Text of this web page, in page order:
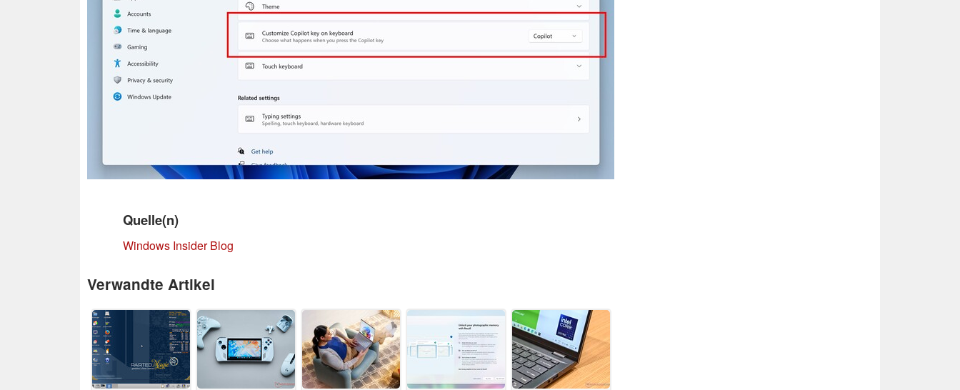
Quelle(n)
Windows Insider Blog
Verwandte Artikel